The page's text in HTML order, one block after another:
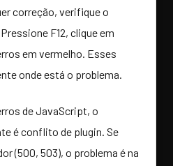
correção, verifique o
F12, clique em
em vermelho. Esses
onde está o problema.
de JavaScript, o
é conflito de plugin. Se
(500, 503), o problema é na